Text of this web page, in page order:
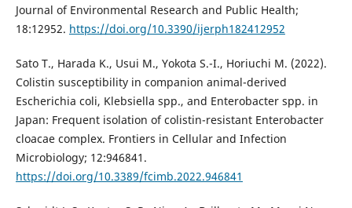
Journal of Environmental Research and Public Health;
18:12952. https://doi.org/10.3390/ijerph182412952
Sato T., Harada K., Usui M., Yokota S.-I., Horiuchi M. (2022).
Colistin susceptibility in companion animal-derived
Escherichia coli, Klebsiella spp., and Enterobacter spp. in
Japan: Frequent isolation of colistin-resistant Enterobacter
cloacae complex. Frontiers in Cellular and Infection
Microbiology; 12:946841.
https://doi.org/10.3389/fcimb.2022.946841